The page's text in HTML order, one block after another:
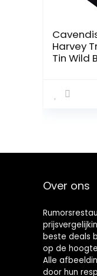
Harvey
Tin Wild
Over ons
beste deals
op de
Alle
door hun